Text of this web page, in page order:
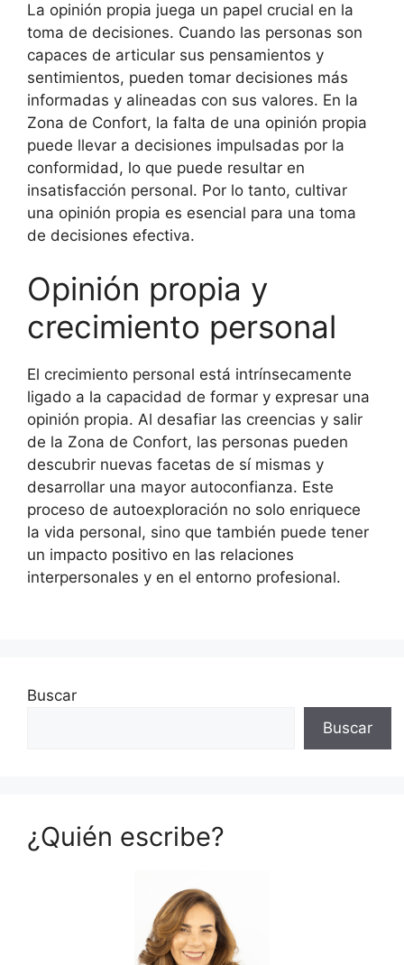
La opinión propia juega un papel crucial en la
toma de decisiones. Cuando las personas son
capaces de articular sus pensamientos y
sentimientos, pueden tomar decisiones más
informadas y alineadas con sus valores. En la
Zona de Confort, la falta de una opinión propia
puede llevar a decisiones impulsadas por la
conformidad, lo que puede resultar en
insatisfacción personal. Por lo tanto, cultivar
una opinión propia es esencial para una toma
de decisiones efectiva.
Opinión propia y
crecimiento personal
El crecimiento personal está intrínsecamente
ligado a la capacidad de formar y expresar una
opinión propia. Al desafiar las creencias y salir
de la Zona de Confort, las personas pueden
descubrir nuevas facetas de sí mismas y
desarrollar una mayor autoconfianza. Este
proceso de autoexploración no solo enriquece
la vida personal, sino que también puede tener
un impacto positivo en las relaciones
interpersonales y en el entorno profesional.
Buscar
Buscar
¿Quién escribe?